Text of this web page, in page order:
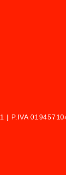
| P.IVA